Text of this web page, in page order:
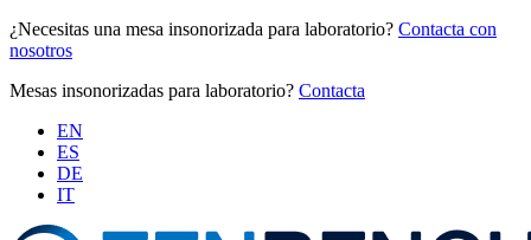
¿Necesitas una mesa insonorizada para laboratorio? Contacta con
nosotros
Mesas insonorizadas para laboratorio? Contacta
EN
ES
DE
IT